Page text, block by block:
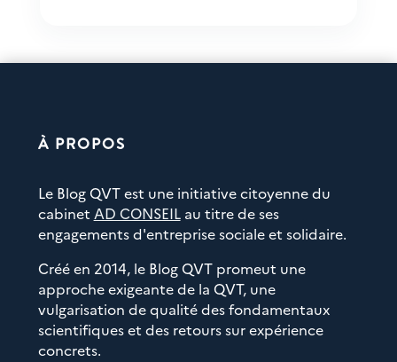
À PROPOS
Le Blog QVT est une initiative citoyenne du
cabinet AD CONSEILau titre de ses
engagements d'entreprise sociale et solidaire.
Créé en 2014, le Blog QVT promeut une
approche exigeante de la QVT, une
vulgarisation de qualité des fondamentaux
scientifiques et des retours sur expérience
concrets.